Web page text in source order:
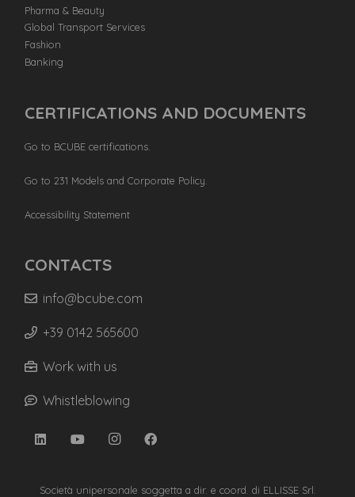
Pharma & Beauty
Global Transport Services
Fashion
Banking
CERTIFICATIONS AND DOCUMENTS
Go to BCUBE certifications.
Go to 231 Models and Corporate Policy.
Accessibility Statement
CONTACTS
info@bcube.com
+39 0142 565600
Work with us
Whistleblowing
Società unipersonale soggetta a dir. e coord. di ELLISSE Srl.